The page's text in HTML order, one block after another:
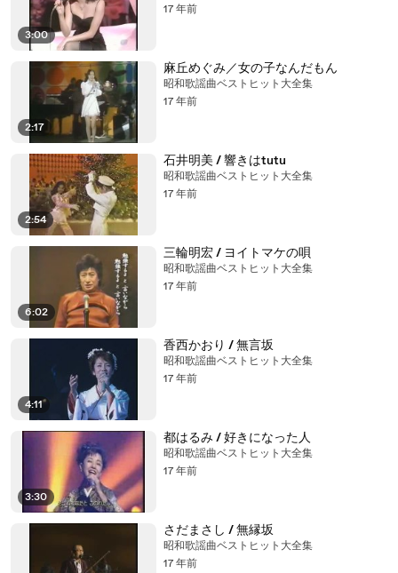
3:00
17 年前
2:17
麻丘めぐみ／女の子なんだもん
昭和歌謡曲ベストヒット大全集
17 年前
2:54
石井明美 / 響きはtutu
昭和歌謡曲ベストヒット大全集
17 年前
6:02
三輪明宏 / ヨイトマケの唄
昭和歌謡曲ベストヒット大全集
17 年前
4:11
香西かおり / 無言坂
昭和歌謡曲ベストヒット大全集
17 年前
3:30
都はるみ / 好きになった人
昭和歌謡曲ベストヒット大全集
17 年前
さだまさし / 無縁坂
昭和歌謡曲ベストヒット大全集
17 年前